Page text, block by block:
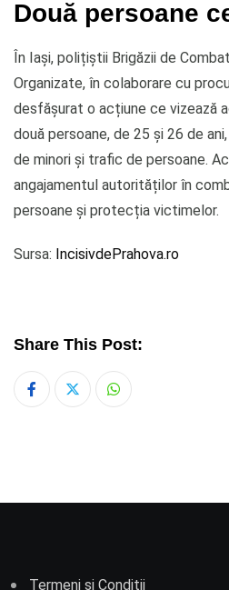
Două persoane
În Iași, polițiștii Brigăzii de
Organizate, în colaborare cu
desfășurat o acțiune ce vizează
două persoane, de 25 și 26 de
de minori și trafic de persoane.
angajamentul autorităților în
persoane și protecția victimelor.
Sursa: IncisivdePrahova.ro
Share This Post:
Whatsapp
Termeni și Condiții